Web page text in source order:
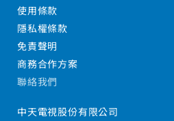
使用條款
隱私權條款
免責聲明
商務合作方案
聯絡我們
中天電視股份有限公司